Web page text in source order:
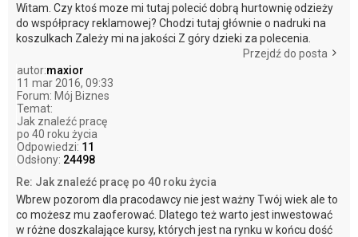
Witam. Czy ktoś moze mi tutaj polecić dobrą hurtownię odzieży
do współpracy reklamowej? Chodzi tutaj głównie o nadruki na
koszulkach Zależy mi na jakości Z góry dzieki za polecenia.
Przejdź do posta
autor:maxior
11 mar 2016, 09:33
Forum: Mój Biznes
Temat:
Jak znaleźć pracę
po 40 roku życia
Odpowiedzi: 11
Odsłony: 24498
Re: Jak znaleźć pracę po 40 roku życia
Wbrew pozorom dla pracodawcy nie jest ważny Twój wiek ale to
co możesz mu zaoferować. Dlatego też warto jest inwestować
w różne doszkalające kursy, których jest na rynku w końcu dość